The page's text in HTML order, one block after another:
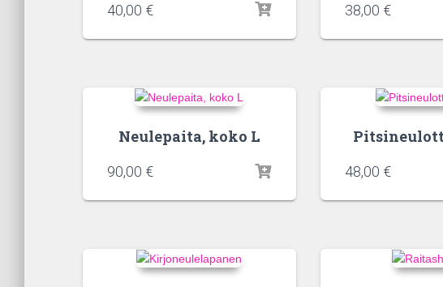
40,00 € 38,00 €
Neulepaita, koko L
90,00 € 48,00 €